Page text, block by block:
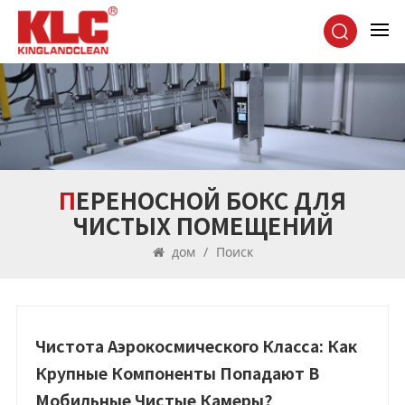
ПЕРЕНОСНОЙ БОКС ДЛЯ
ЧИСТЫХ ПОМЕЩЕНИЙ
дом / Поиск
Чистота Аэрокосмического Класса: Как
Крупные Компоненты Попадают В
Мобильные Чистые Камеры?